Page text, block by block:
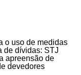
o uso de medidas
de dívidas: STJ
apreensão de
devedores